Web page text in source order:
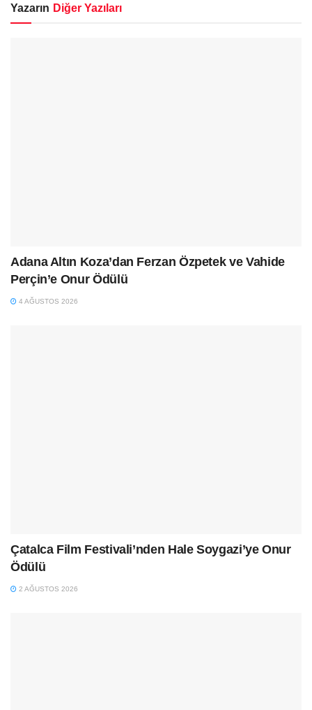
Yazarın Diğer Yazıları
Adana Altın Koza’dan Ferzan Özpetek ve Vahide
Perçin’e Onur Ödülü
4 AĞUSTOS 2026
Çatalca Film Festivali’nden Hale Soygazi’ye Onur
Ödülü
2 AĞUSTOS 2026